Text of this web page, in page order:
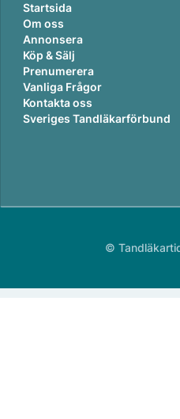
Startsida
Om oss
Annonsera
Köp & Sälj
Prenumerera
Vanliga Frågor
Kontakta oss
Sveriges Tandläkarförbund
©